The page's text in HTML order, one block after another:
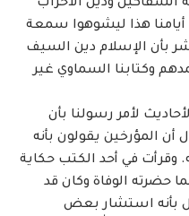
السفاكين ‏ودين الأحزاب
أيامنا هذا ليشوهوا سمعة
بأن الإسلام دين السيف
وكتابنا السماوي غير
لأمر رسولنا بأن
أن المؤرخين يقولون بأنه
وقرأت في أحد الكتب حكاية
حضرته الوفاة وكان قد
‏يُقال بأنه استشار بعض